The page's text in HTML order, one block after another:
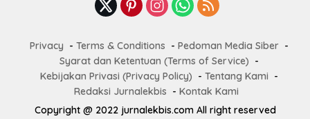
Privacy Terms & Conditions
Pedoman Media Siber
Syarat dan Ketentuan (Terms of Service)
Kebijakan Privasi (Privacy Policy)
Tentang Kami
Redaksi Jurnalekbis
Kontak Kami
Copyright @ 2022 jurnalekbis.com All right reserved